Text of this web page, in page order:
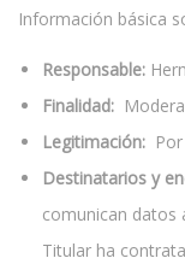
Información básica
Responsable:
Finalidad:
Legitimación:
Destinatarios y
comunican datos
Titular ha